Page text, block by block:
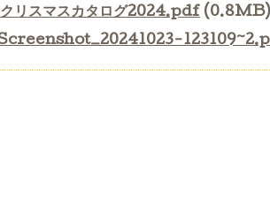
クリスマスカタログ2024.pdf (0.8MB)